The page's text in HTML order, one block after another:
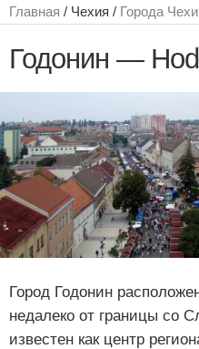
Главная / Чехия / Города
Годонин —
Город Годонин
недалеко от границы со
известен как центр